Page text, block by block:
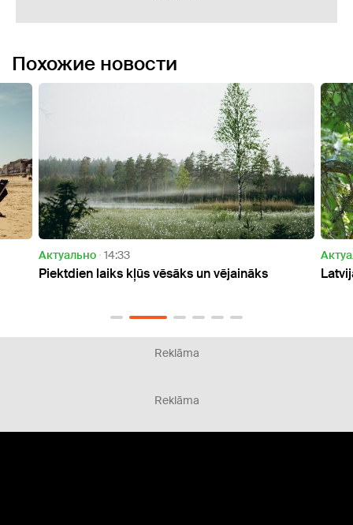
Похожие новости
Актуально
Latvijā sākas solārais rudens
Reklāma
Reklāma